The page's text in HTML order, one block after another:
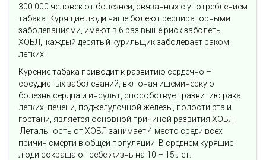
300 000 человек от болезней, связанных с употреблением
табака. Курящие люди чаще болеют респираторными
заболеваниями, имеют в 6 раз выше риск заболеть
ХОБЛ, каждый десятый курильщик заболевает раком
легких.
Курение табака приводит к развитию сердечно –
сосудистых заболеваний, включая ишемическую
болезнь сердца и инсульт, способствует развитию рака
легких, печени, поджелудочной железы, полости рта и
гортани, является основной причиной развития ХОБЛ.
Летальность от ХОБЛ занимает 4 место среди всех
причин смерти в общей популяции. В среднем курящие
люди сокращают себе жизнь на 10 – 15 лет.